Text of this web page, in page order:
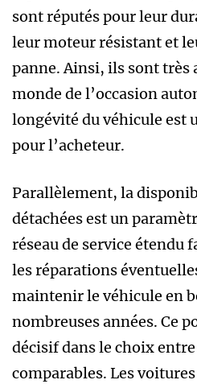
sont réputés pour leur
leur moteur résistant et
panne. Ainsi, ils sont très
monde de l’occasion
longévité du véhicule est
pour l’acheteur.
Parallèlement, la
détachées est un
réseau de service étendu
les réparations
maintenir le véhicule en
nombreuses années. Ce
décisif dans le choix
comparables. Les